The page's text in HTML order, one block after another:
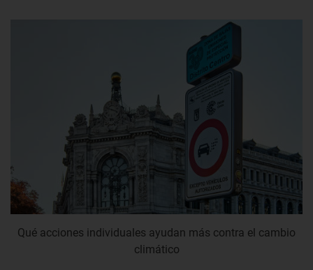
Qué acciones individuales ayudan más contra el cambio
climático